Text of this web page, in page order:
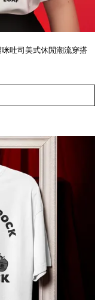
咪吐司美式休閒潮流穿搭